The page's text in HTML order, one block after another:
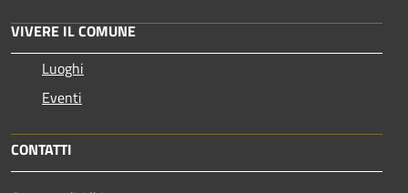
VIVERE IL COMUNE
Luoghi
Eventi
CONTATTI